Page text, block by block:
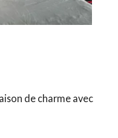
de charme avec